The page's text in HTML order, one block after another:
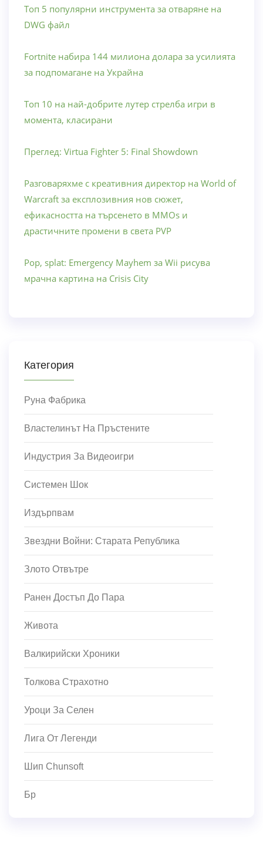
Топ 5 популярни инструмента за отваряне на
DWG файл
Fortnite набира 144 милиона долара за усилията
за подпомагане на Украйна
Топ 10 на най-добрите лутер стрелба игри в
момента, класирани
Преглед: Virtua Fighter 5: Final Showdown
Разговаряхме с креативния директор на World of
Warcraft за експлозивния нов сюжет,
ефикасността на търсенето в MMOs и
драстичните промени в света PVP
Pop, splat: Emergency Mayhem за Wii рисува
мрачна картина на Crisis City
Категория
Руна Фабрика
Властелинът На Пръстените
Индустрия За Видеоигри
Системен Шок
Издърпвам
Звездни Войни: Старата Република
Злото Отвътре
Ранен Достъп До Пара
Живота
Валкирийски Хроники
Толкова Страхотно
Уроци За Селен
Лига От Легенди
Шип Chunsoft
Бр